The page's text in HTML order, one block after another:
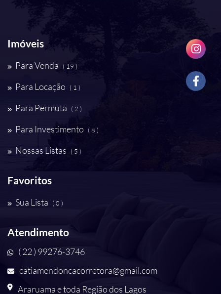
Imóveis
Para Venda ( 19 )
Para Locação ( 1 )
Para Permuta ( 2 )
Para Investimento ( 8 )
Nossas Listas ( 5 )
Favoritos
Sua Lista ( 0 )
Atendimento
( 22 ) 99276-3746
catiamendoncacorretora@gmail.com
Araruama e toda Região dos Lagos